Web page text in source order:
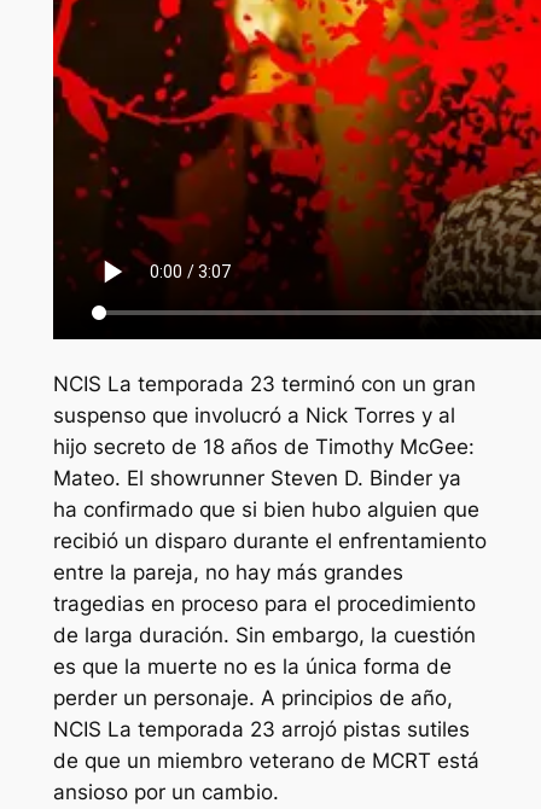
NCIS La temporada 23 terminó con un gran
suspenso que involucró a Nick Torres y al
hijo secreto de 18 años de Timothy McGee:
Mateo. El showrunner Steven D. Binder ya
ha confirmado que si bien hubo alguien que
recibió un disparo durante el enfrentamiento
entre la pareja, no hay más grandes
tragedias en proceso para el procedimiento
de larga duración. Sin embargo, la cuestión
es que la muerte no es la única forma de
perder un personaje. A principios de año,
NCIS La temporada 23 arrojó pistas sutiles
de que un miembro veterano de MCRT está
ansioso por un cambio.